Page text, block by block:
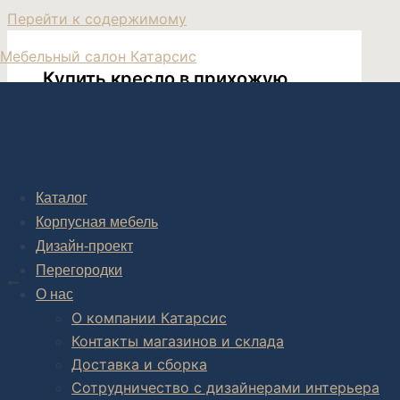
Перейти к содержимому
Мебельный салон Катарсис
Каталог
Корпусная мебель
Дизайн-проект
Перегородки
О нас
О компании Катарсис
Контакты магазинов и склада
Доставка и сборка
Сотрудничество с дизайнерами интерьера
Купить кресло в прихожую
Post navigation
НАЗАД
Круглое кресло пуф Fender
Комплексное обустройство интерьера: замер, подготовка